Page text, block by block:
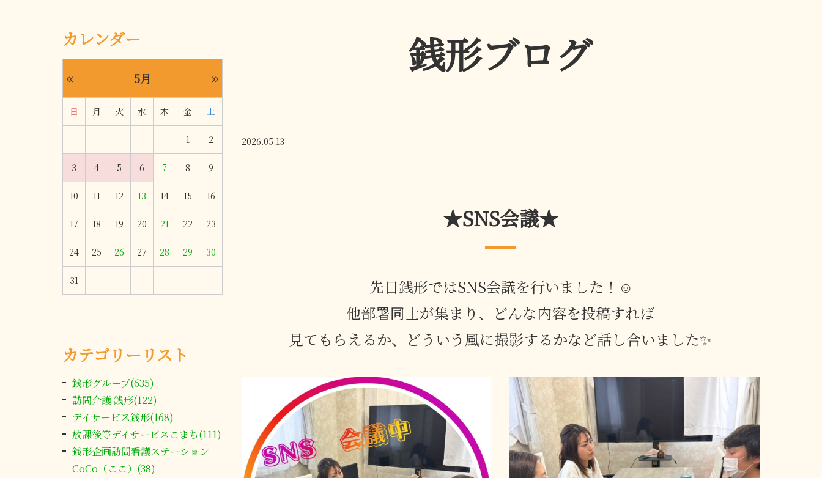
カレンダー
« 5月 »
日 月 火 水 木 金 土
1 2
3 4 5 6 7 8 9
10 11 12 13 14 15 16
17 18 19 20 21 22 23
24 25 26 27 28 29 30
31
カテゴリーリスト
銭形グループ(635)
訪問介護 銭形(122)
デイサービス銭形(168)
放課後等デイサービスこまち(111)
銭形企画訪問看護ステーション
CoCo（ここ）(38)
銭形ブログ
2026.05.13
★SNS会議★
先日銭形ではSNS会議を行いました！☺
他部署同士が集まり、どんな内容を投稿すれば
見てもらえるか、どういう風に撮影するかなど話し合いました✨